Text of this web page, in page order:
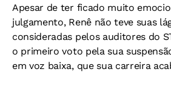
Apesar de ter ficado muito
julgamento, Renê não teve suas
consideradas pelos auditores do
o primeiro voto pela sua
em voz baixa, que sua carreira